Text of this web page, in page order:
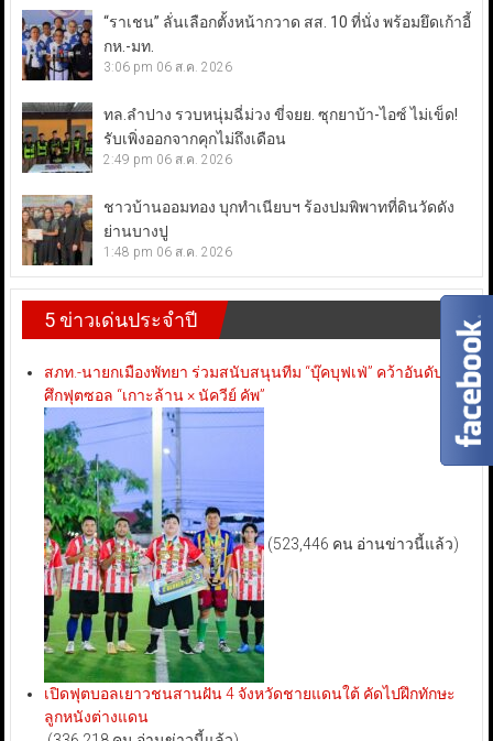
“ราเชน” ลั่นเลือกตั้งหน้ากวาด สส. 10 ที่นั่ง พร้อมยึดเก้าอี้
กห.-มท.
3:06 pm 06 ส.ค. 2026
ทล.ลำปาง รวบหนุ่มฉี่ม่วง ขี่จยย. ซุกยาบ้า-ไอซ์ ไม่เข็ด!
รับเพิ่งออกจากคุกไม่ถึงเดือน
2:49 pm 06 ส.ค. 2026
ชาวบ้านออมทอง บุกทำเนียบฯ ร้องปมพิพาทที่ดินวัดดัง
ย่านบางปู
1:48 pm 06 ส.ค. 2026
5 ข่าวเด่นประจำปี
สภท.-นายกเมืองพัทยา ร่วมสนับสนุนทีม “บุ๊คบุฟเฟ่” คว้าอันดับ 3
ศึกฟุตซอล “เกาะล้าน × นัควีย์ คัพ”
(523,446 คน อ่านข่าวนี้แล้ว)
เปิดฟุตบอลเยาวชนสานฝัน 4 จังหวัดชายแดนใต้ คัดไปฝึกทักษะ
ลูกหนังต่างแดน